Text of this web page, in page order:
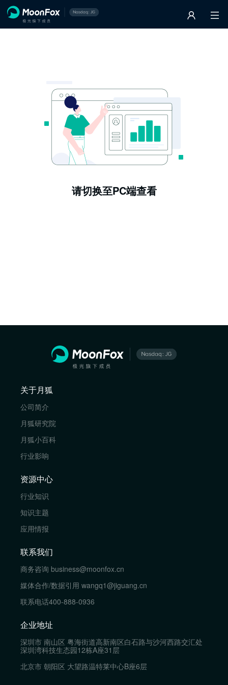
请切换至PC端查看
关于月狐
公司简介
月狐研究院
月狐小百科
行业影响
资源中心
行业知识
知识主题
应用情报
联系我们
商务咨询 business@moonfox.cn
媒体合作/数据引用 wangq1@jiguang.cn
联系电话400-888-0936
企业地址
深圳市 南山区 粤海街道高新南区白石路与沙河西路交汇处
深圳湾科技生态园12栋A座31层
北京市 朝阳区 大望路温特莱中心B座6层